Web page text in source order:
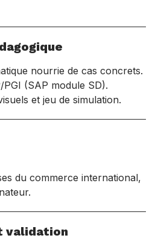
nourrie de cas concrets.
(SAP module SD).
et jeu de simulation.
du commerce international,
validation